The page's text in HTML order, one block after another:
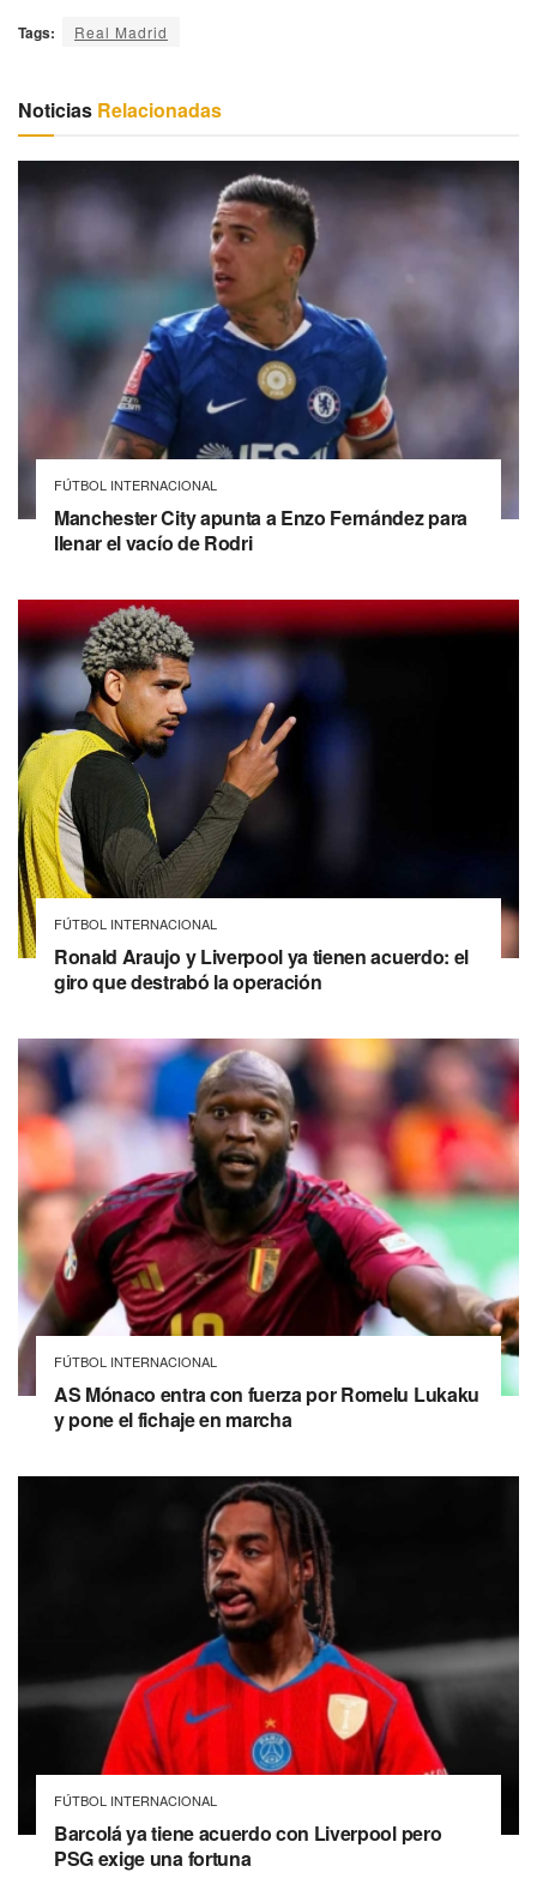
Tags: Real Madrid
Noticias Relacionadas
FÚTBOL INTERNACIONAL
Manchester City apunta a Enzo Fernández para
llenar el vacío de Rodri
FÚTBOL INTERNACIONAL
Ronald Araujo y Liverpool ya tienen acuerdo: el
giro que destrabó la operación
FÚTBOL INTERNACIONAL
AS Mónaco entra con fuerza por Romelu Lukaku
y pone el fichaje en marcha
FÚTBOL INTERNACIONAL
Barcolá ya tiene acuerdo con Liverpool pero
PSG exige una fortuna